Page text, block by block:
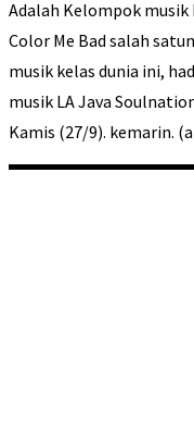
Adalah Kelompok musik
Color Me Bad salah
musik kelas dunia ini,
musik LA Java
Kamis (27/9). kemarin.